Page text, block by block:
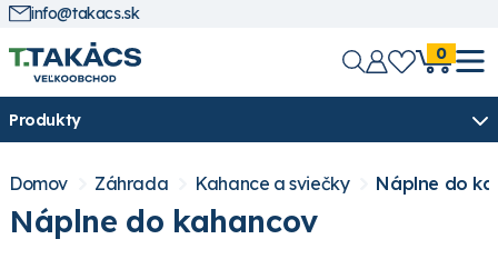
info@takacs.sk
0
Produkty
Domov Záhrada Kahance a sviečky Náplne do
Náplne do kahancov